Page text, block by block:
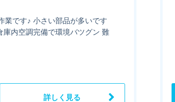
業です♪ 小さい部品が多いです
庫内空調完備で環境バツグン 難
詳しく見る